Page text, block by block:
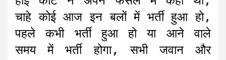
चाहे कोई आज इन बलों में भर्ती हुआ हो,
पहले कभी भर्ती हुआ हो या आने वाले
समय में भर्ती होगा, सभी जवान और